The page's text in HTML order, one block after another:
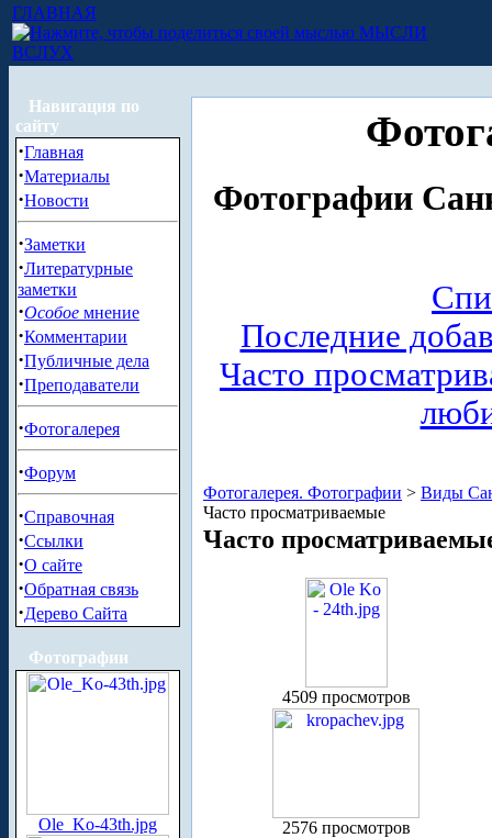
ГЛАВНАЯ
МЫСЛИ
ВСЛУХ
Навигация по
сайту
·Главная
·Материалы
·Новости
·Заметки
·Литературные
заметки
·Особое мнение
·Комментарии
·Публичные дела
·Преподаватели
·Фотогалерея
·Форум
·Справочная
·Ссылки
·О сайте
·Обратная связь
·Дерево Сайта
Фотографии
Ole_Ko-43th.jpg
Фотографии
Последние
Часто
Фотогалерея. Фотографии > Виды
Часто просматриваемые
Часто
4509 просмотров
2576 просмотров